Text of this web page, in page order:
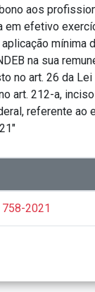
aos
em efetivo
mínima
na sua
no art. 26 da Lei
art. 212-a,
referente ao
2021